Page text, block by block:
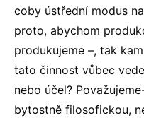
coby ústřední modus
proto, abychom
produkujeme –, tak
tato činnost vůbec
nebo účel?
bytostně filosofickou,